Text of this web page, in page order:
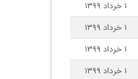
۱ خرداد ۱۳۹۹
۱ خرداد ۱۳۹۹
۱ خرداد ۱۳۹۹
۱ خرداد ۱۳۹۹